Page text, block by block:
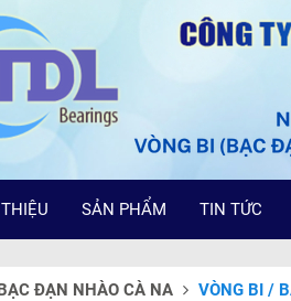
SẢN PHẨM TIN TỨC
ĐẠN NHÀO CÀ NA VÒNG BI /